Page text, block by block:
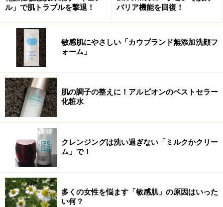
Amazonで敏感肌ケア用品をチェック！
楽天市場で敏感肌ケア用品をチェック！
ル」で肌トラブルを撃退！
バリア機能を回復！
敏感肌にやさしい「カウブランド無添加洗顔フ
ォーム」
肌の調子の整えに！アルビオンのベストセラー
化粧水
クレンジングは洗い過ぎない「ミルクかクリー
ム」で！
多くの女性を悩ます「敏感肌」の原因はいった
い何？